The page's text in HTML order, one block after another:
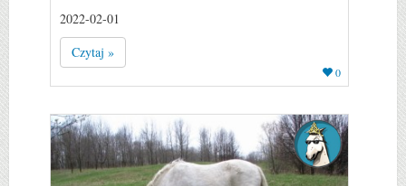
2022-02-01
Czytaj »
0